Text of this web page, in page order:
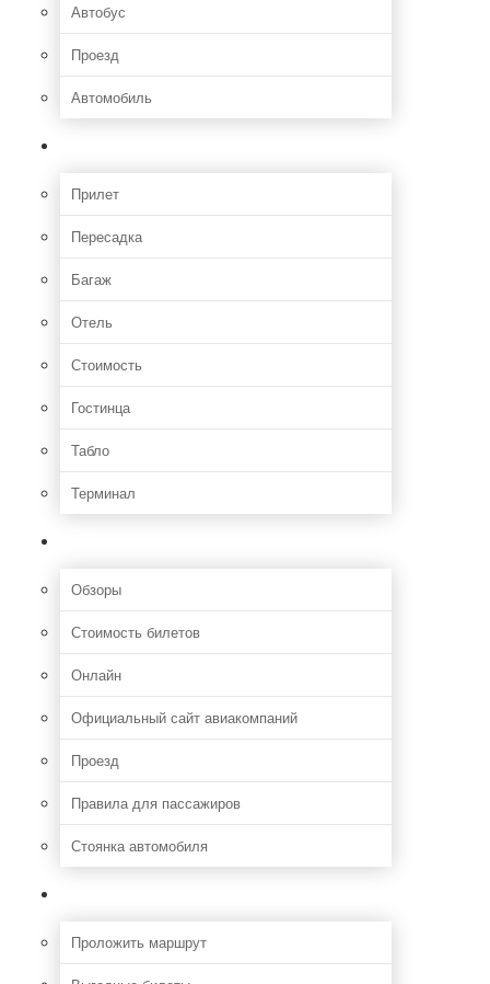
Автобус
Проезд
Автомобиль
Прилет
Пересадка
Багаж
Отель
Стоимость
Гостинца
Табло
Терминал
Обзоры
Стоимость билетов
Онлайн
Официальный сайт авиакомпаний
Проезд
Правила для пассажиров
Стоянка автомобиля
Проложить маршрут